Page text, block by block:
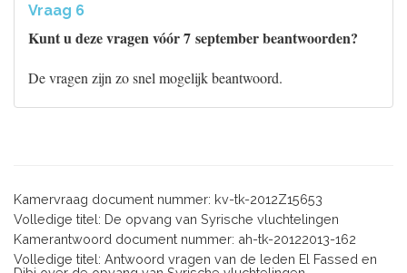
Vraag 6
Kunt u deze vragen vóór 7 september beantwoorden?
De vragen zijn zo snel mogelijk beantwoord.
Kamervraag document nummer: kv-tk-2012Z15653
Volledige titel: De opvang van Syrische vluchtelingen
Kamerantwoord document nummer: ah-tk-20122013-162
Volledige titel: Antwoord vragen van de leden El Fassed en